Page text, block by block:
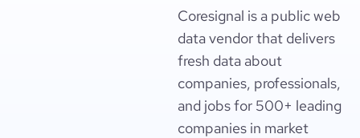
Coresignal is a public web
data vendor that delivers
fresh data about
companies, professionals,
and jobs for 500+ leading
companies in market